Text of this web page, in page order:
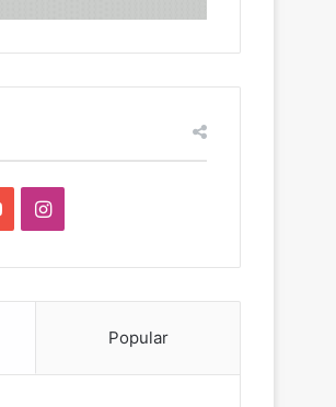
YouTubeInstagram
Popular